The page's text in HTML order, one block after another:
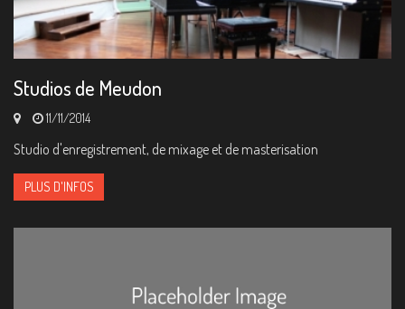
Studios de Meudon
11/11/2014
Studio d'enregistrement, de mixage et de masterisation
PLUS D'INFOS